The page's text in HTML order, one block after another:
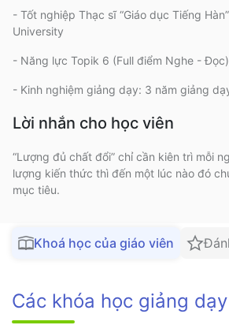
- Tốt nghiệp Thạc sĩ “Giáo dục Tiếng
University
- Năng lực Topik 6 (Full điểm Nghe - Đọc)
- Kinh nghiệm giảng dạy: 3 năm giảng
Lời nhắn cho học viên
“Lượng đủ chất đổi” chỉ cần kiên trì mỗi
lượng kiến thức thì đến một lúc nào đó
mục tiêu.
Khoá học của giáo viên
Các khóa học giảng